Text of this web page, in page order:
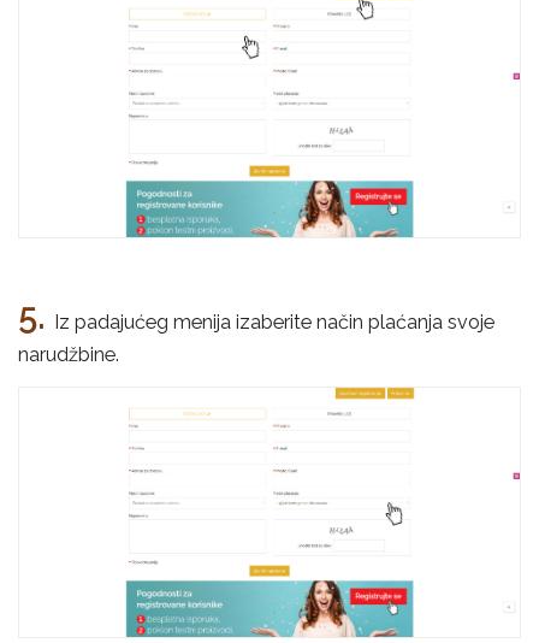
5.
Iz padajućeg menija izaberite način plaćanja svoje
narudžbine.